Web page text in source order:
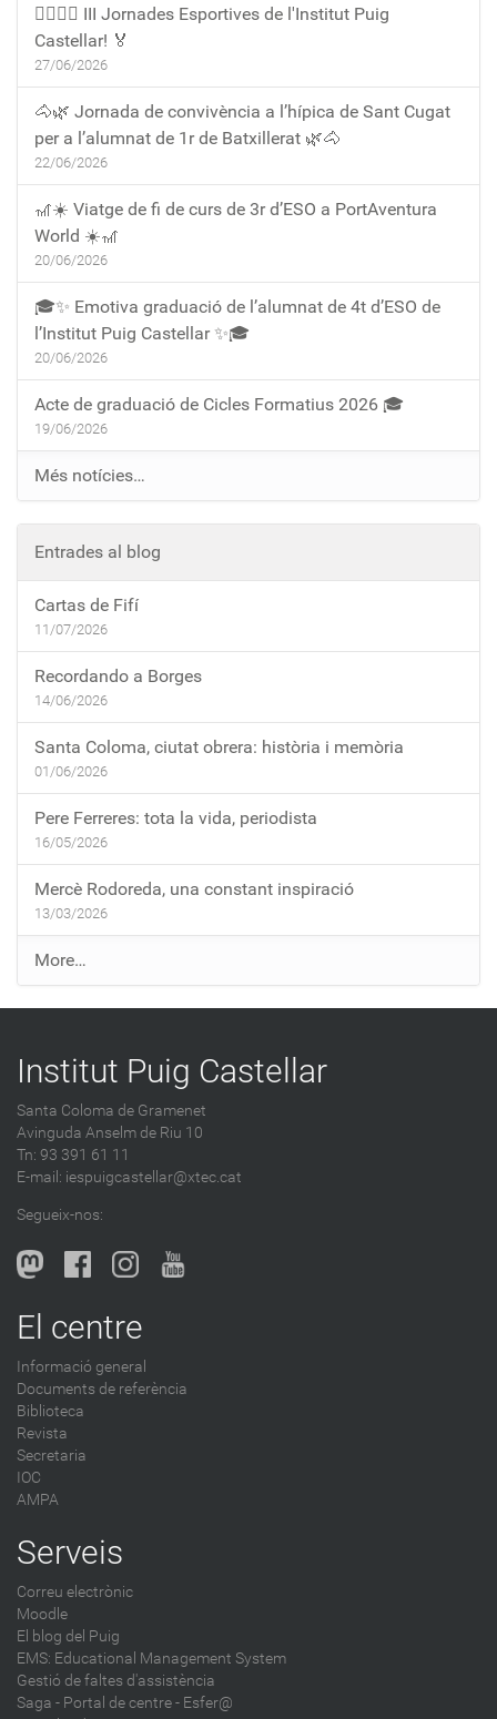
🏃‍♀️🏃‍♂️ III Jornades Esportives de l'Institut Puig
Castellar! 🏅
27/06/2026
🐴🌿 Jornada de convivència a l’hípica de Sant Cugat
per a l’alumnat de 1r de Batxillerat 🌿🐴
22/06/2026
🎢☀️ Viatge de fi de curs de 3r d’ESO a PortAventura
World ☀️🎢
20/06/2026
🎓✨ Emotiva graduació de l’alumnat de 4t d’ESO de
l’Institut Puig Castellar ✨🎓
20/06/2026
Acte de graduació de Cicles Formatius 2026 🎓
19/06/2026
Més notícies…
Entrades al blog
Cartas de Fifí
11/07/2026
Recordando a Borges
14/06/2026
Santa Coloma, ciutat obrera: història i memòria
01/06/2026
Pere Ferreres: tota la vida, periodista
16/05/2026
Mercè Rodoreda, una constant inspiració
13/03/2026
E
n
t
a
e
s
a
b
l
o
-
More…
Institut Puig Castellar
Santa Coloma de Gramenet
Avinguda Anselm de Riu 10
Tn: 93 391 61 11
E-mail: iespuigcastellar@xtec.cat
Segueix-nos:
El centre
Informació general
Documents de referència
Biblioteca
Revista
Secretaria
IOC
AMPA
Serveis
Correu electrònic
Moodle
El blog del Puig
EMS: Educational Management System
Gestió de faltes d'assistència
Saga - Portal de centre - Esfer@